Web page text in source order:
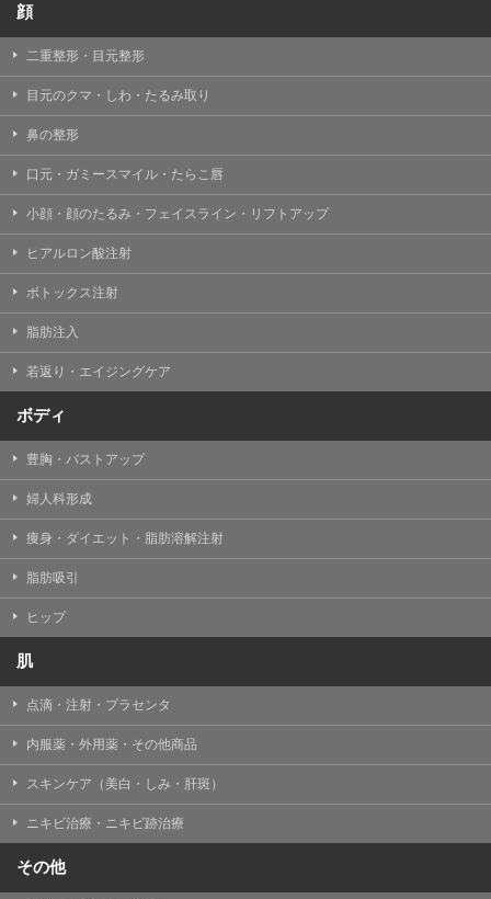
TCBグループは、個人情報保護法その他の法令により認
められる場合を除き、患者様の同意なしに、取得情報を
ん。
【個人情報の開示・訂正・利用停止について】
TCBグループは、本人の申し出により個人情報に関する
開示、訂正、更新、削除、利用停止その他お問い合わせ
について、これを適切に対応します。
【Cookie(クッキー)について】
Cookieは、一般的にインターネット閲覧を行う際、又は
の閲覧情報を記憶させておく機能です。
TCBグループでは、Cookie及び類似技術を使用して収集
を分析し、パフォーマンス改善や、WEBサイトを通じて
提供するサービスの向上・改善のため、Cookieを使用す
ることがあります。ご使用のブラウザによりCookieを無
ジが正しく表示されなくなる場合がありますのでご留意
ください。
TCBグループが運営するWEBサイトでは、アクセスログ
として患者様の履歴情報をサーバ上に記録しています。
アクセスログはWEBサイトの保守管理や利用状況に関す
る統計分析のために使用されます。それ以外の目的で使
用されることはありません。
事業上の必要性等に応じて、改定される場合がありま
す。
掲載したときをもって効力を生じるものとします。
顔
二重整形・目元整形
目元のクマ・しわ・たるみ取り
鼻の整形
口元・ガミースマイル・たらこ唇
小顔・顔のたるみ・フェイスライン・リフトアップ
ヒアルロン酸注射
ボトックス注射
脂肪注入
若返り・エイジングケア
ボディ
豊胸・バストアップ
婦人科形成
痩身・ダイエット・脂肪溶解注射
脂肪吸引
ヒップ
肌
点滴・注射・プラセンタ
内服薬・外用薬・その他商品
スキンケア（美白・しみ・肝斑）
ニキビ治療・ニキビ跡治療
その他